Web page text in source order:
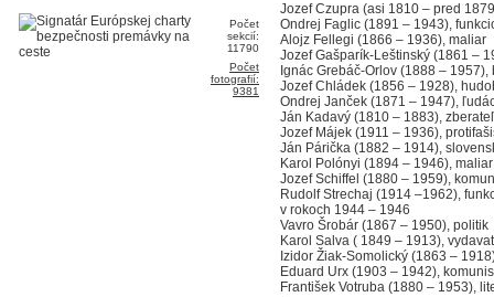
Počet
sekcií:
11790
Počet
fotografií:
9381
Jozef Czupra (asi 1810 – pred
Ondrej Faglic (1891 – 1943),
Alojz Fellegi (1866 – 1936), maliar
Jozef Gašparík-Leštinský (1861 –
Ignác Grebáč-Orlov (1888 – 1957),
Jozef Chládek (1856 – 1928),
Ondrej Janček (1871 – 1947),
Ján Kadavý (1810 – 1883),
Jozef Májek (1911 – 1936),
Ján Párička (1882 – 1914),
Karol Polónyi (1894 – 1946), maliar
Jozef Schiffel (1880 – 1959),
Rudolf Strechaj (1914 –1962),
v rokoch 1944 – 1946
Vavro Šrobár (1867 – 1950), politik
Karol Salva ( 1849 – 1913),
Izidor Žiak-Somolický (1863 –
Eduard Urx (1903 – 1942),
František Votruba (1880 – 1953),